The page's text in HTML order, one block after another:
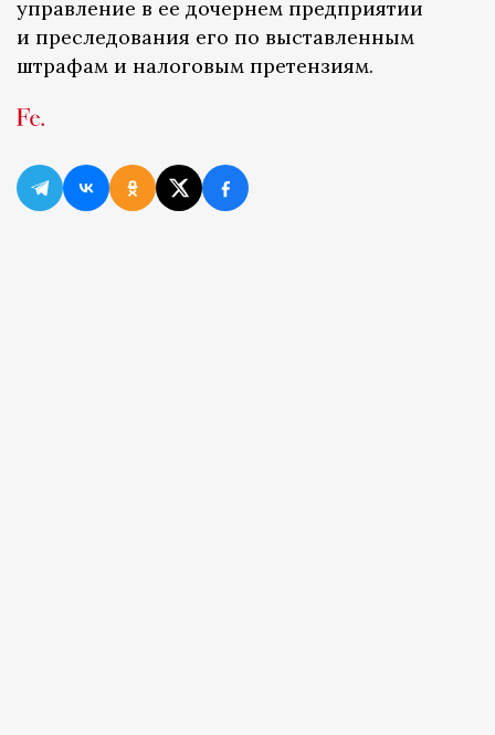
управление в ее дочернем предприятии
и преследования его по выставленным
штрафам и налоговым претензиям.